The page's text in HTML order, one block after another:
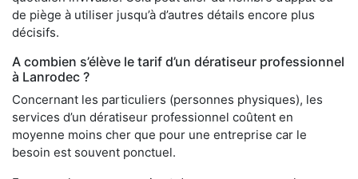
de piège à utiliser jusqu’à d’autres détails encore plus
décisifs.
A combien s’élève le tarif d’un dératiseur professionnel
à Lanrodec ?
Concernant les particuliers (personnes physiques), les
services d’un dératiseur professionnel coûtent en
moyenne moins cher que pour une entreprise car le
besoin est souvent ponctuel.